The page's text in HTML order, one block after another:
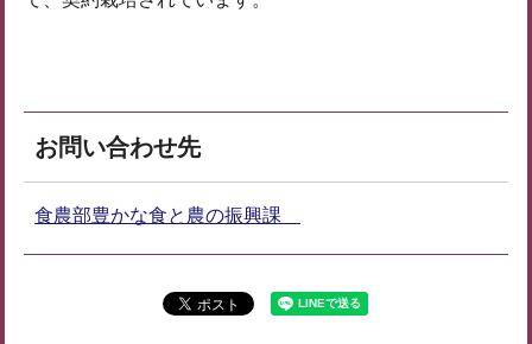
お問い合わせ先
食農部豊かな食と農の振興課